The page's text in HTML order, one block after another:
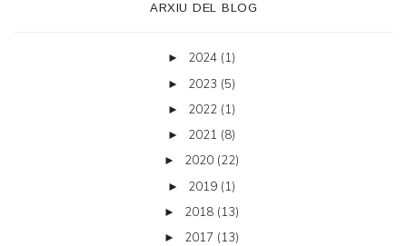
ARXIU DEL BLOG
► 2024 (1)
► 2023 (5)
► 2022 (1)
► 2021 (8)
► 2020 (22)
► 2019 (1)
► 2018 (13)
► 2017 (13)